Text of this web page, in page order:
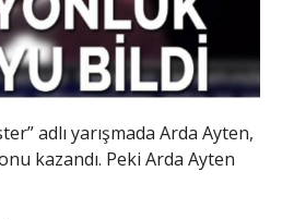
adlı yarışmada Arda Ayten,
kazandı. Peki Arda Ayten